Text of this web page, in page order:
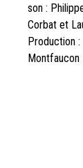
son :
Corbat et
Production
Montfaucon